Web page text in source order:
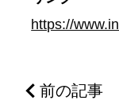
https://
前の記事